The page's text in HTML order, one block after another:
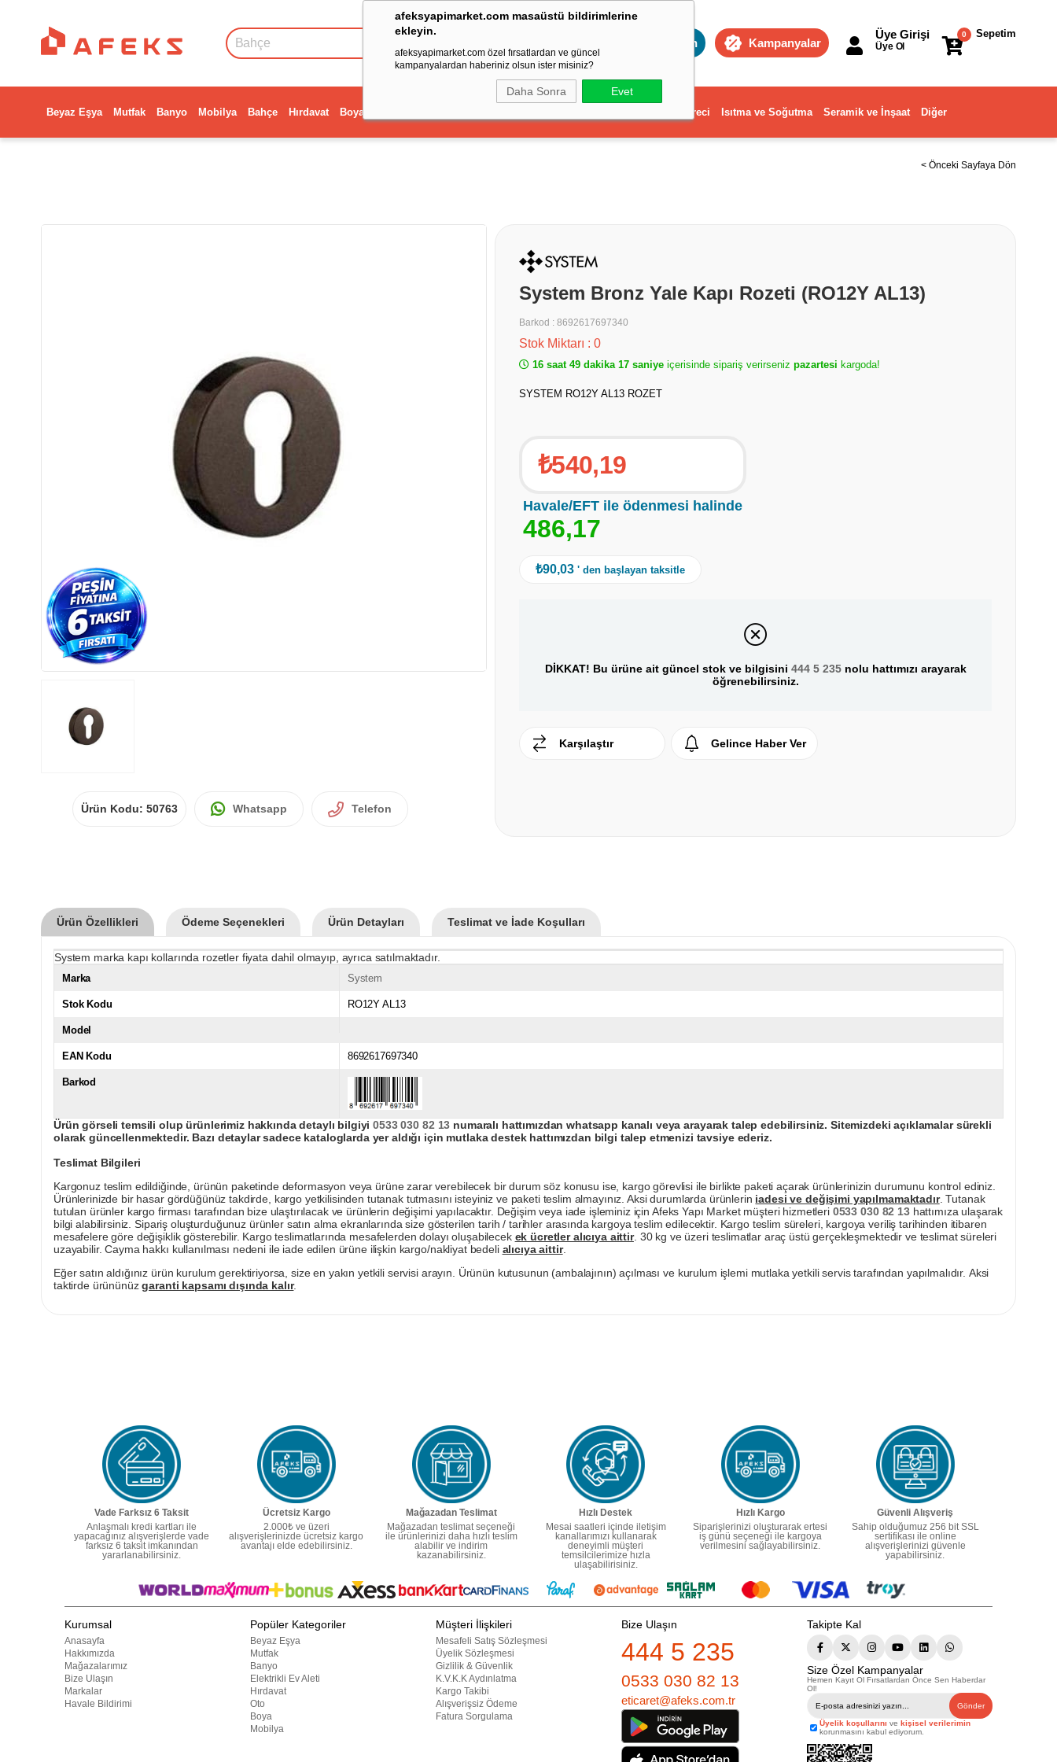
afeksyapimarket.com masaüstü bildirimlerine
ekleyin.
afeksyapimarket.com özel fırsatlardan ve güncel
kampanyalardan haberiniz olsun ister misiniz?
Daha Sonra Evet
Toptan Kampanyalar
Sepetim
0
Üye Girişi
Üye Ol
Beyaz Eşya Mutfak Banyo Mobilya Bahçe Hırdavat Boya Dekorasyon ve Ev Gereci Isıtma ve Soğutma Seramik ve İnşaat Diğer
< Önceki Sayfaya Dön
Ürün Kodu: 50763 Whatsapp Telefon
System Bronz Yale Kapı Rozeti (RO12Y AL13)
Barkod : 8692617697340
Stok Miktarı : 0
16 saat 49 dakika 17 saniye içerisinde sipariş verirseniz pazartesi kargoda!
SYSTEM RO12Y AL13 ROZET
₺540,19
Havale/EFT ile ödenmesi halinde
486,17
₺90,03 ' den başlayan taksitle
DİKKAT! Bu ürüne ait güncel stok ve bilgisini 444 5 235nolu hattımızı arayarak
öğrenebilirsiniz.
Karşılaştır Gelince Haber Ver
Ürün Özellikleri Ödeme Seçenekleri Ürün Detayları Teslimat ve İade Koşulları
System marka kapı kollarında rozetler fiyata dahil olmayıp, ayrıca satılmaktadır.
Marka System
Stok Kodu RO12Y AL13
Model
EAN Kodu 8692617697340
Barkod
Ürün görseli temsili olup ürünlerimiz hakkında detaylı bilgiyi0533 030 82 13 numaralı hattımızdan whatsapp kanalı veya arayarak talep edebilirsiniz. Sitemizdeki açıklamalar sürekli
olarak güncellenmektedir. Bazı detaylar sadece kataloglarda yer aldığı için mutlaka destek hattımızdan bilgi talep etmenizi tavsiye ederiz.
Teslimat Bilgileri
Kargonuz teslim edildiğinde, ürünün paketinde deformasyon veya ürüne zarar verebilecek bir durum söz konusu ise, kargo görevlisi ile birlikte paketi açarak ürünlerinizin durumunu kontrol ediniz.
Ürünlerinizde bir hasar gördüğünüz takdirde, kargo yetkilisinden tutanak tutmasını isteyiniz ve paketi teslim almayınız. Aksi durumlarda ürünlerin iadesi ve değişimi yapılmamaktadır. Tutanak
tutulan ürünler kargo firması tarafından bize ulaştırılacak ve ürünlerin değişimi yapılacaktır. Değişim veya iade işleminiz için Afeks Yapı Market müşteri hizmetleri 0533 030 82 13hattımıza ulaşarak
bilgi alabilirsiniz. Sipariş oluşturduğunuz ürünler satın alma ekranlarında size gösterilen tarih / tarihler arasında kargoya teslim edilecektir. Kargo teslim süreleri, kargoya veriliş tarihinden itibaren
mesafelere göre değişiklik gösterebilir. Kargo teslimatlarında mesafelerden dolayı oluşabilecek ek ücretler alıcıya aittir. 30 kg ve üzeri teslimatlar araç üstü gerçekleşmektedir ve teslimat süreleri
uzayabilir. Cayma hakkı kullanılması nedeni ile iade edilen ürüne ilişkin kargo/nakliyat bedeli alıcıya aittir.
Eğer satın aldığınız ürün kurulum gerektiriyorsa, size en yakın yetkili servisi arayın. Ürünün kutusunun (ambalajının) açılması ve kurulum işlemi mutlaka yetkili servis tarafından yapılmalıdır. Aksi
taktirde ürününüzgaranti kapsamı dışında kalır.
Vade Farksız 6 Taksit
Anlaşmalı kredi kartları ile
yapacağınız alışverişlerde vade
farksız 6 taksit imkanından
yararlanabilirsiniz.
Ücretsiz Kargo
2.000₺ ve üzeri
alışverişlerinizde ücretsiz kargo
avantajı elde edebilirsiniz.
Mağazadan Teslimat
Mağazadan teslimat seçeneği
ile ürünlerinizi daha hızlı teslim
alabilir ve indirim
kazanabilirsiniz.
Hızlı Destek
Mesai saatleri içinde iletişim
kanallarımızı kullanarak
deneyimli müşteri
temsilcilerimize hızla
ulaşabilirisiniz.
Hızlı Kargo
Siparişlerinizi oluşturarak ertesi
iş günü seçeneği ile kargoya
verilmesini sağlayabilirsiniz.
Güvenli Alışveriş
Sahip olduğumuz 256 bit SSL
sertifikası ile online
alışverişlerinizi güvenle
yapabilirsiniz.
Kurumsal
Anasayfa
Hakkımızda
Mağazalarımız
Bize Ulaşın
Markalar
Havale Bildirimi
Popüler Kategoriler
Beyaz Eşya
Mutfak
Banyo
Elektrikli Ev Aleti
Hırdavat
Oto
Boya
Mobilya
Müşteri İlişkileri
Mesafeli Satış Sözleşmesi
Üyelik Sözleşmesi
Gizlilik & Güvenlik
K.V.K.K Aydınlatma
Kargo Takibi
Alışverişsiz Ödeme
Fatura Sorgulama
Bize Ulaşın
444 5 235
0533 030 82 13
eticaret@afeks.com.tr
Takipte Kal
Size Özel Kampanyalar
Hemen Kayıt Ol Fırsatlardan Önce Sen Haberdar
Ol!
Gönder
Üyelik koşullarını ve kişisel verilerimin
korunmasını kabul ediyorum.